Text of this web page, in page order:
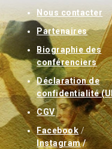
Nous contacter
Partenaires
Biographie des
conférenciers
Déclaration de
confidentialité
CGV
Facebook /
Instagram/